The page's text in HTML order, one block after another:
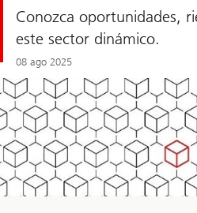
Conozca oportunidades,
este sector dinámico.
08 ago 2025